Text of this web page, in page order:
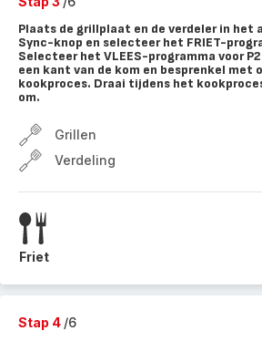
Plaats de grillplaat en de verdeler in het
Sync-knop en selecteer het FRIET-
Selecteer het VLEES-programma voor
een kant van de kom en besprenkel
kookproces. Draai tijdens het
om.
Grillen
Verdeling
Friet
Stap 4 /6